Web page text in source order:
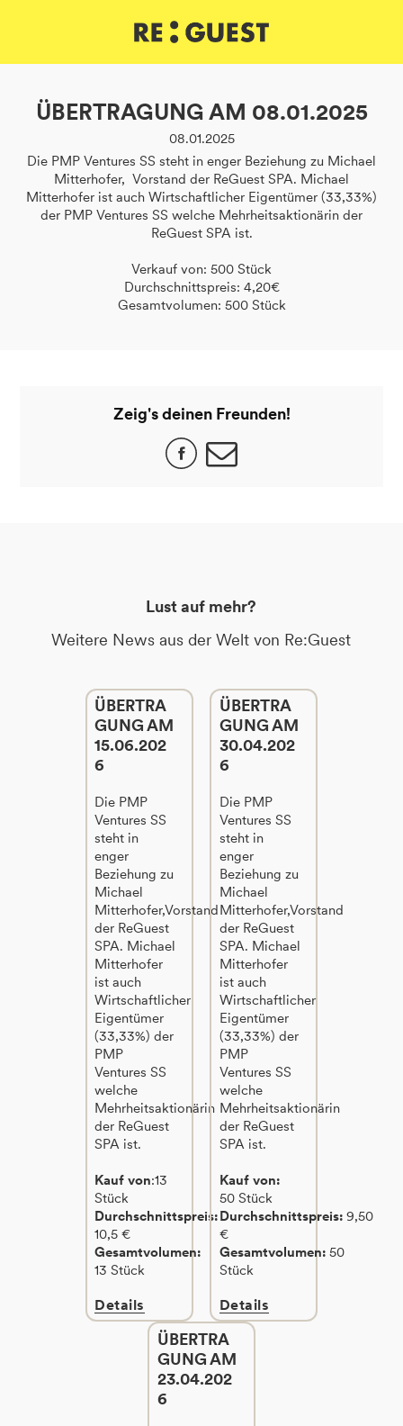
ÜBERTRAGUNG AM 08.01.2025
08.01.2025
Die PMP Ventures SS steht in enger Beziehung zu Michael
Mitterhofer, Vorstand der ReGuest SPA. Michael
Mitterhofer ist auch Wirtschaftlicher Eigentümer (33,33%)
der PMP Ventures SS welche Mehrheitsaktionärin der
ReGuest SPA ist.
Verkauf von: 500 Stück
Durchschnittspreis: 4,20€
Gesamtvolumen: 500 Stück
Zeig's deinen Freunden!
Lust auf mehr?
Weitere News aus der Welt von Re:Guest
ÜBERTRA
GUNG AM
15.06.202
6
Die PMP
Ventures SS
steht in
enger
Beziehung zu
Michael
Mitterhofer,Vorstand
der ReGuest
SPA. Michael
Mitterhofer
ist auch
Wirtschaftlicher
Eigentümer
(33,33%) der
PMP
Ventures SS
welche
Mehrheitsaktionärin
der ReGuest
SPA ist.
Kauf von:13
Stück
Durchschnittspreis:
10,5 €
Gesamtvolumen:
13 Stück
Details
ÜBERTRA
GUNG AM
30.04.202
6
Die PMP
Ventures SS
steht in
enger
Beziehung zu
Michael
Mitterhofer,Vorstand
der ReGuest
SPA. Michael
Mitterhofer
ist auch
Wirtschaftlicher
Eigentümer
(33,33%) der
PMP
Ventures SS
welche
Mehrheitsaktionärin
der ReGuest
SPA ist.
Kauf von:
50 Stück
Durchschnittspreis:9,50
€
Gesamtvolumen:50
Stück
Details
ÜBERTRA
GUNG AM
23.04.202
6